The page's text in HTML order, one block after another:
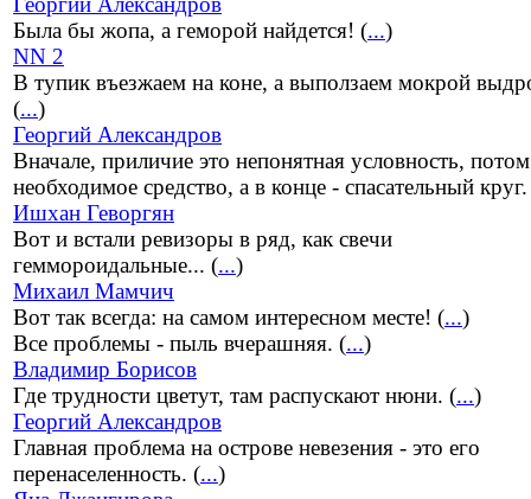
Была бы жопа, а геморой найдется! (...)
NN 2
В тупик въезжаем на коне, а выползаем мокрой
(...)
Георгий Александров
Вначале, приличие это непонятная условность,
необходимое средство, а в конце - спасательный
Ишхан Геворгян
Вот и встали ревизоры в ряд, как свечи
геммороидальные... (...)
Михаил Мамчич
Вот так всегда: на самом интересном месте! (...)
Все проблемы - пыль вчерашняя. (...)
Владимир Борисов
Где трудности цветут, там распускают нюни. (...)
Георгий Александров
Главная проблема на острове невезения - это его
перенаселенность. (...)